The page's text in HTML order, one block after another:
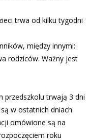
trwa od kilku tygodni
między innymi:
rodziców. Ważny jest
przedszkolu trwają 3 dni
w ostatnich dniach
omówione są na
roku